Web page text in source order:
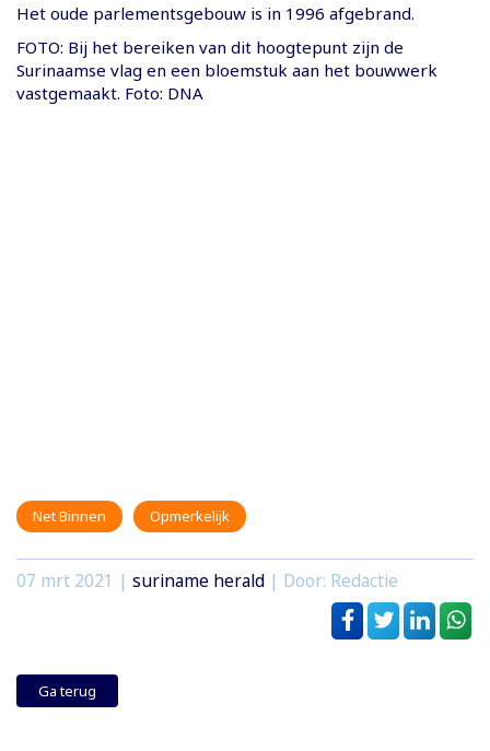
Het oude parlementsgebouw is in 1996 afgebrand.
FOTO: Bij het bereiken van dit hoogtepunt zijn de
Surinaamse vlag en een bloemstuk aan het bouwwerk
vastgemaakt. Foto: DNA
Net Binnen Opmerkelijk
07 mrt 2021 | suriname herald | Door: Redactie
Ga terug